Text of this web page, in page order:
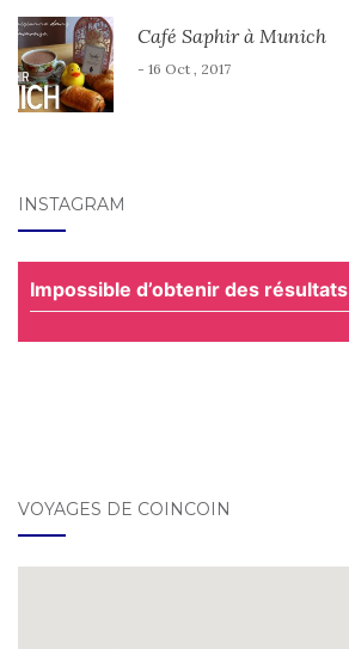
Café Saphir à Munich
- 16 Oct , 2017
INSTAGRAM
Impossible d’obtenir des résultats
VOYAGES DE COINCOIN